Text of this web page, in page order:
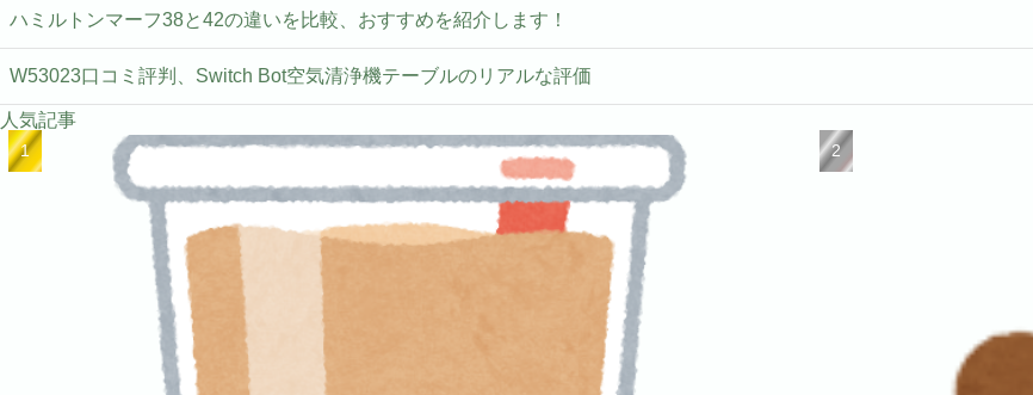
ハミルトンマーフ38と42の違いを比較、おすすめを紹介します！
W53023口コミ評判、Switch Bot空気清浄機テーブルのリアルな評価
人気記事